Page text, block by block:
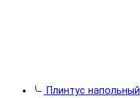
Плинтус напольный